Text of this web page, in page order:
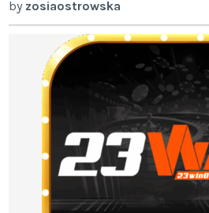
by zosiaostrowska